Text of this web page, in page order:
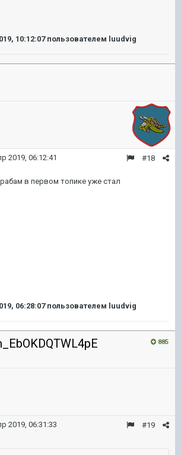
10:12:07пользователем luudvig
#18
2019, 06:12:41
в первом топике уже стал
06:28:07пользователем luudvig
885
#19
2019, 06:31:33